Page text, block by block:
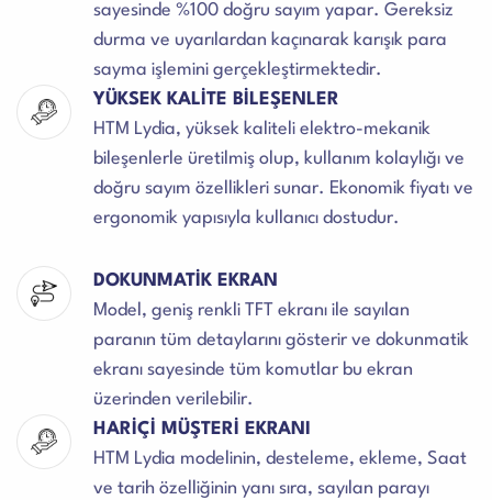
sayesinde %100 doğru sayım yapar. Gereksiz
durma ve uyarılardan kaçınarak karışık para
sayma işlemini gerçekleştirmektedir.
YÜKSEK KALİTE BİLEŞENLER
HTM Lydia, yüksek kaliteli elektro-mekanik
bileşenlerle üretilmiş olup, kullanım kolaylığı ve
doğru sayım özellikleri sunar. Ekonomik fiyatı ve
ergonomik yapısıyla kullanıcı dostudur.
DOKUNMATİK EKRAN
Model, geniş renkli TFT ekranı ile sayılan
paranın tüm detaylarını gösterir ve dokunmatik
ekranı sayesinde tüm komutlar bu ekran
üzerinden verilebilir.
HARİÇİ MÜŞTERİ EKRANI
HTM Lydia modelinin, desteleme, ekleme, Saat
ve tarih özelliğinin yanı sıra, sayılan parayı